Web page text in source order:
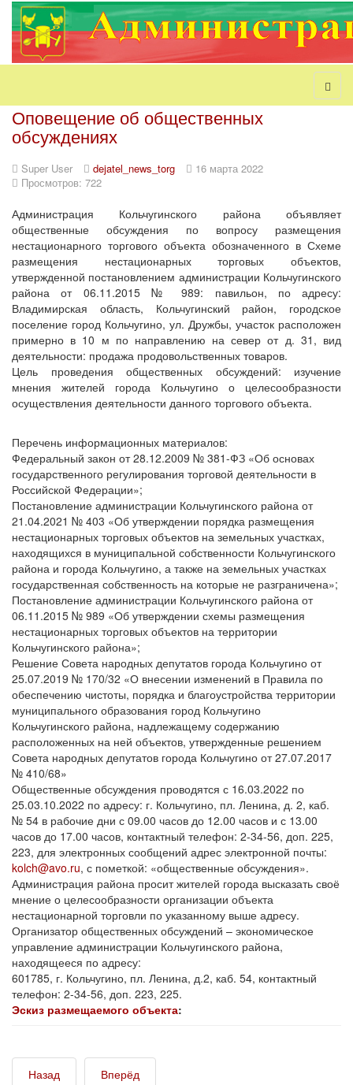
Оповещение об общественных
обсуждениях
Super User dejatel_news_torg
16 марта 2022
Просмотров: 722
Администрация Кольчугинского района объявляет
общественные обсуждения по вопросу размещения
нестационарного торгового объекта обозначенного в Схеме
размещения нестационарных торговых объектов,
утвержденной постановлением администрации Кольчугинского
района от 06.11.2015 № 989: павильон, по адресу:
Владимирская область, Кольчугинский район, городское
поселение город Кольчугино, ул. Дружбы, участок расположен
примерно в 10 м по направлению на север от д. 31, вид
деятельности: продажа продовольственных товаров.
Цель проведения общественных обсуждений: изучение
мнения жителей города Кольчугино о целесообразности
осуществления деятельности данного торгового объекта.
Перечень информационных материалов:
Федеральный закон от 28.12.2009 № 381-ФЗ «Об основах
государственного регулирования торговой деятельности в
Российской Федерации»;
Постановление администрации Кольчугинского района от
21.04.2021 № 403 «Об утверждении порядка размещения
нестационарных торговых объектов на земельных участках,
находящихся в муниципальной собственности Кольчугинского
района и города Кольчугино, а также на земельных участках
государственная собственность на которые не разграничена»;
Постановление администрации Кольчугинского района от
06.11.2015 № 989 «Об утверждении схемы размещения
нестационарных торговых объектов на территории
Кольчугинского района»;
Решение Совета народных депутатов города Кольчугино от
25.07.2019 № 170/32 «О внесении изменений в Правила по
обеспечению чистоты, порядка и благоустройства территории
муниципального образования город Кольчугино
Кольчугинского района, надлежащему содержанию
расположенных на ней объектов, утвержденные решением
Совета народных депутатов города Кольчугино от 27.07.2017
№ 410/68»
Общественные обсуждения проводятся с 16.03.2022 по
25.03.10.2022 по адресу: г. Кольчугино, пл. Ленина, д. 2, каб.
№ 54 в рабочие дни с 09.00 часов до 12.00 часов и с 13.00
часов до 17.00 часов, контактный телефон: 2-34-56, доп. 225,
223, для электронных сообщений адрес электронной почты:
kolch@avo.ru, с пометкой: «общественные обсуждения».
Администрация района просит жителей города высказать своё
мнение о целесообразности организации объекта
нестационарной торговли по указанному выше адресу.
Организатор общественных обсуждений – экономическое
управление администрации Кольчугинского района,
находящееся по адресу:
601785, г. Кольчугино, пл. Ленина, д.2, каб. 54, контактный
телефон: 2-34-56, доп. 223, 225.
Эскиз размещаемого объекта:
Назад Вперёд